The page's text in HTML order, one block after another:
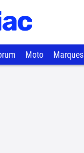
Moto Marques